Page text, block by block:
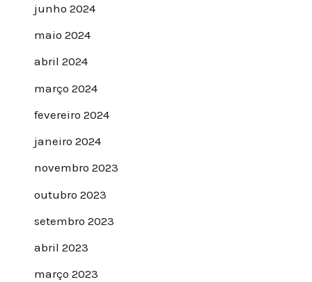
junho 2024
maio 2024
abril 2024
março 2024
fevereiro 2024
janeiro 2024
novembro 2023
outubro 2023
setembro 2023
abril 2023
março 2023